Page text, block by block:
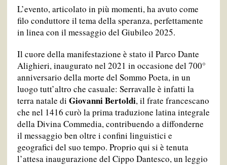
L’evento, articolato in più momenti, ha avuto come
filo conduttore il tema della speranza, perfettamente
in linea con il messaggio del Giubileo 2025.
Il cuore della manifestazione è stato il Parco Dante
Alighieri, inaugurato nel 2021 in occasione del 700°
anniversario della morte del Sommo Poeta, in un
luogo tutt’altro che casuale: Serravalle è infatti la
terra natale di Giovanni Bertoldi, il frate francescano
che nel 1416 curò la prima traduzione latina integrale
della Divina Commedia, contribuendo a diffonderne
il messaggio ben oltre i confini linguistici e
geografici del suo tempo. Proprio qui si è tenuta
l’attesa inaugurazione del Cippo Dantesco, un leggio